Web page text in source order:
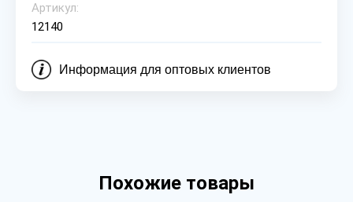
Артикул:
12140
Информация для оптовых клиентов
Похожие товары